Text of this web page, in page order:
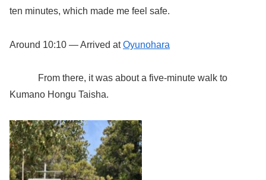
ten minutes, which made me feel safe.
Around 10:10 — Arrived atOyunohara
From there, it was about a five-minute walk to
Kumano Hongu Taisha.